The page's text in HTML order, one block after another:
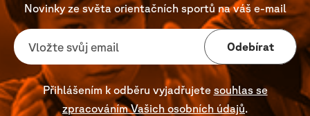
Novinky ze světa orientačních sportů na váš e-mail
Odebírat
Přihlášením k odběru vyjadřujete souhlas se
zpracováním Vašich osobních údajů.